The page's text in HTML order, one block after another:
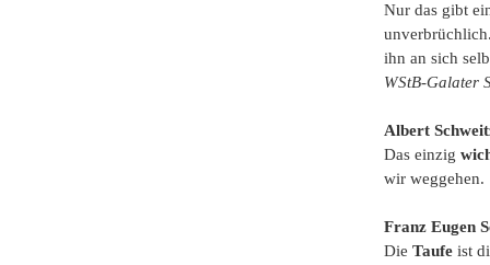
Nur das gibt
ihn an sich
WStB-Galater
Albert
Das einzig
wir weggehen.
Franz Eugen
DieTaufe ist